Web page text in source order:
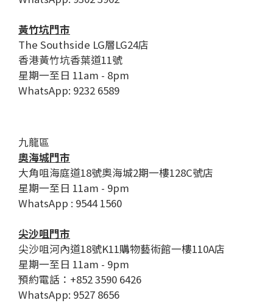
黃竹坑門市
The Southside LG層LG24店
香港黃竹坑香葉道11號
星期一至日 11am - 8pm
WhatsApp: 9232 6589
九龍區
奧海城門市
大角咀海庭道18號奧海城2期一樓128C號店
星期一至日 11am - 9pm
WhatsApp : 9544 1560
尖沙咀門市
尖沙咀河內道18號K11購物藝術館一樓110A店
星期一至日 11am - 9pm
預約電話：+852 3590 6426
WhatsApp: 9527 8656